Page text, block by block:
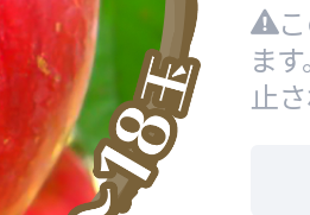
ま
止さ